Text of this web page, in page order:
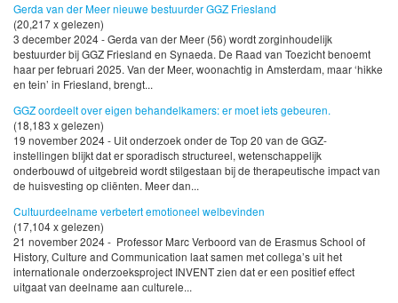
Gerda van der Meer nieuwe bestuurder GGZ Friesland
(20,217 x gelezen)
3 december 2024 - Gerda van der Meer (56) wordt zorginhoudelijk
bestuurder bij GGZ Friesland en Synaeda. De Raad van Toezicht benoemt
haar per februari 2025. Van der Meer, woonachtig in Amsterdam, maar ‘hikke
en tein’ in Friesland, brengt...
GGZ oordeelt over eigen behandelkamers: er moet iets gebeuren.
(18,183 x gelezen)
19 november 2024 - Uit onderzoek onder de Top 20 van de GGZ-
instellingen blijkt dat er sporadisch structureel, wetenschappelijk
onderbouwd of uitgebreid wordt stilgestaan bij de therapeutische impact van
de huisvesting op cliënten. Meer dan...
Cultuurdeelname verbetert emotioneel welbevinden
(17,104 x gelezen)
21 november 2024 - Professor Marc Verboord van de Erasmus School of
History, Culture and Communication laat samen met collega’s uit het
internationale onderzoeksproject INVENT zien dat er een positief effect
uitgaat van deelname aan culturele...